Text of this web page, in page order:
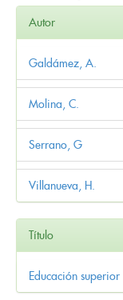
Autor
Galdámez, A.
Molina, C.
Serrano, G
Villanueva, H.
Título
Educación superior